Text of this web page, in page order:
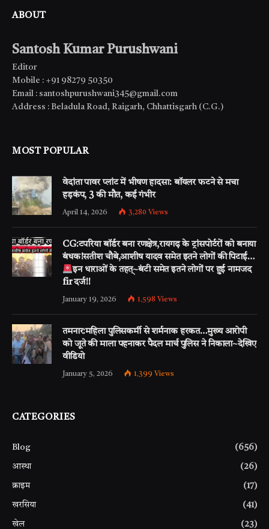
ABOUT
Santosh Kumar Purushwani
Editor
Mobile : +91 98279 50350
Email : santoshpurushwani345@gmail.com
Address : Beladula Road, Raigarh, Chhattisgarh (C.G.)
MOST POPULAR
वेदांता पावर प्लांट में भीषण हादसा: बॉयलर फटने से मचा
हड़कंप, 3 की मौत, कई गंभीर
April 14, 2026 3,280 Views
CG:टपरिया बॉर्डर बना रणक्षेत्र,रायगढ़ के ट्रांसपोर्टरों को बनाया
बंधक!सतीश चौबे,आशीष यादव समेत इतने लोगों की पिटाई…
इन धाराओं के तहत्~बंटी समेत इतने लोगों पर हुई नामजद
fir दर्ज!!
January 19, 2026 1,598 Views
तमनार:महिला पुलिसकर्मी से शर्मनाक हरकत…मुख्य आरोपी
को जूते की माला पहनाकर पैदल मार्च पुलिस ने निकाला~देखिए
वीडियो
January 5, 2026 1,399 Views
CATEGORIES
Blog (656)
आस्था (26)
क्राइम (17)
खरसिया (41)
खेल (23)